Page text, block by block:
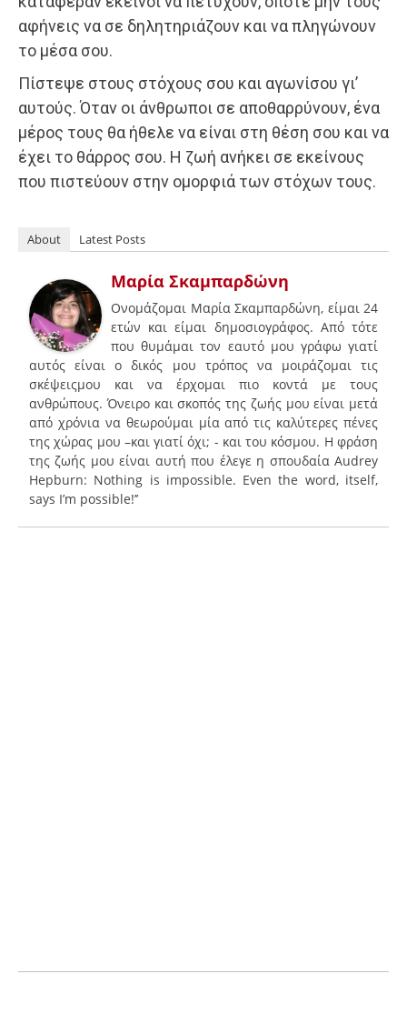
αφήνεις να σε δηλητηριάζουν και να πληγώνουν
το μέσα σου.
Πίστεψε στους στόχους σου και αγωνίσου γι’
αυτούς. Όταν οι άνθρωποι σε αποθαρρύνουν, ένα
μέρος τους θα ήθελε να είναι στη θέση σου και να
έχει το θάρρος σου. Η ζωή ανήκει σε εκείνους
που πιστεύουν στην ομορφιά των στόχων τους.
About Latest Posts
Μαρία Σκαμπαρδώνη
Ονομάζομαι Μαρία Σκαμπαρδώνη, είμαι 24
ετών και είμαι δημοσιογράφος. Από τότε
που θυμάμαι τον εαυτό μου γράφω γιατί
αυτός είναι ο δικός μου τρόπος να μοιράζομαι τις
σκέψειςμου και να έρχομαι πιο κοντά με τους
ανθρώπους. Όνειρο και σκοπός της ζωής μου είναι μετά
από χρόνια να θεωρούμαι μία από τις καλύτερες πένες
της χώρας μου –και γιατί όχι; - και του κόσμου. Η φράση
της ζωής μου είναι αυτή που έλεγε η σπουδαία Audrey
Hepburn: Nothing is impossible. Even the word, itself,
says I’m possible!’’